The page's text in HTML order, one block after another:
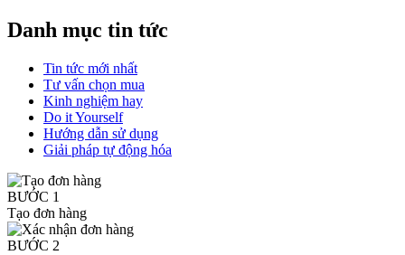
Danh mục tin tức
Tin tức mới nhất
Tư vấn chọn mua
Kinh nghiệm hay
Do it Yourself
Hướng dẫn sử dụng
Giải pháp tự động hóa
BƯỚC 1
Tạo đơn hàng
BƯỚC 2